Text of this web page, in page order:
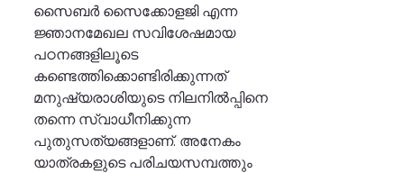
സൈബർ സൈക്കോളജി എന്ന
ജ്ഞാനമേഖല സവിശേഷമായ
പഠനങ്ങളിലൂടെ
കണ്ടെത്തിക്കൊണ്ടിരിക്കുന്നത്
മനുഷ്യരാശിയുടെ നിലനിൽപ്പിനെ
തന്നെ സ്വാധീനിക്കുന്ന
പുതുസത്യങ്ങളാണ്. അനേകം
യാത്രകളുടെ പരിചയസമ്പത്തും